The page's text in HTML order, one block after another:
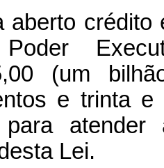
crédito
(um
e trinta
atender
Lei.